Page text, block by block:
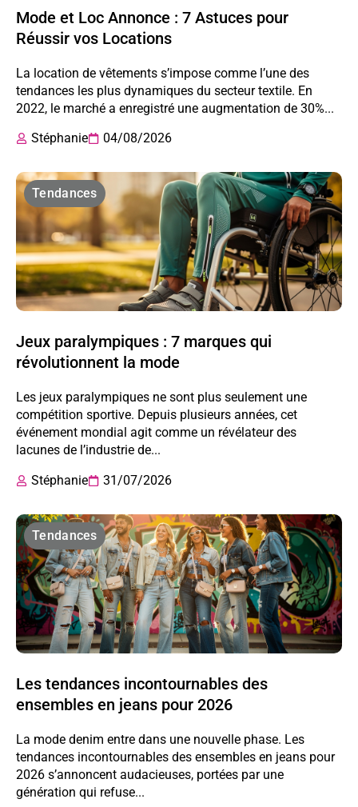
Mode et Loc Annonce : 7 Astuces pour
Réussir vos Locations
La location de vêtements s’impose comme l’une des
tendances les plus dynamiques du secteur textile. En
2022, le marché a enregistré une augmentation de 30%...
Stéphanie
04/08/2026
Tendances
Jeux paralympiques : 7 marques qui
révolutionnent la mode
Les jeux paralympiques ne sont plus seulement une
compétition sportive. Depuis plusieurs années, cet
événement mondial agit comme un révélateur des
lacunes de l’industrie de...
Stéphanie
31/07/2026
Tendances
Les tendances incontournables des
ensembles en jeans pour 2026
La mode denim entre dans une nouvelle phase. Les
tendances incontournables des ensembles en jeans pour
2026 s’annoncent audacieuses, portées par une
génération qui refuse...